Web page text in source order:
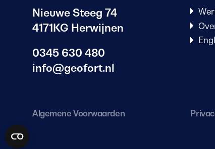
Nieuwe Steeg 74
4171KG Herwijnen
0345 630 480
info@geofort.nl
Algemene Voorwaarden